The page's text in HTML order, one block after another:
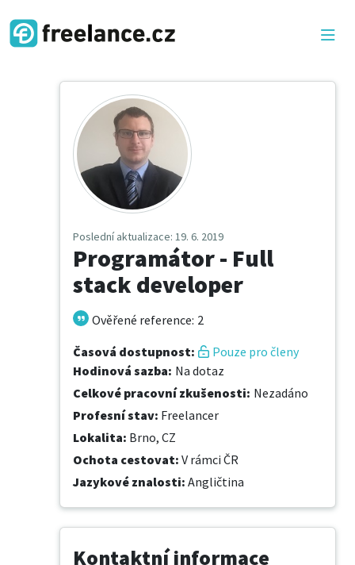
Poslední aktualizace: 19. 6. 2019
Programátor - Full
stack developer
Ověřené reference: 2
Časová dostupnost:
Pouze pro členy
Hodinová sazba: Na dotaz
Celkové pracovní zkušenosti: Nezadáno
Profesní stav: Freelancer
Lokalita: Brno, CZ
Ochota cestovat: V rámci ČR
Jazykové znalosti: Angličtina
Kontaktní informace